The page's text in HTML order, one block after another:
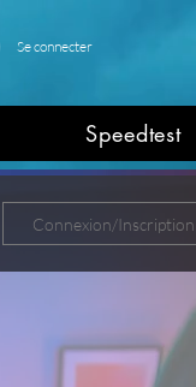
Se connecter
Speedtest
Connexion/Inscription